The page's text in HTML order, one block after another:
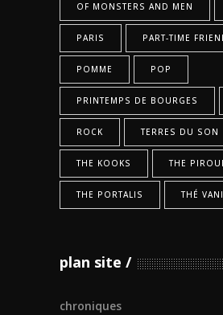
OF MONSTERS AND MEN
PARIS PART-TIME
POMME POP
PRINTEMPS DE BOURGES
ROCK TERRES DU SON
THE KOOKS THE
THE PORTALIS THÉ
plan site
chroniques